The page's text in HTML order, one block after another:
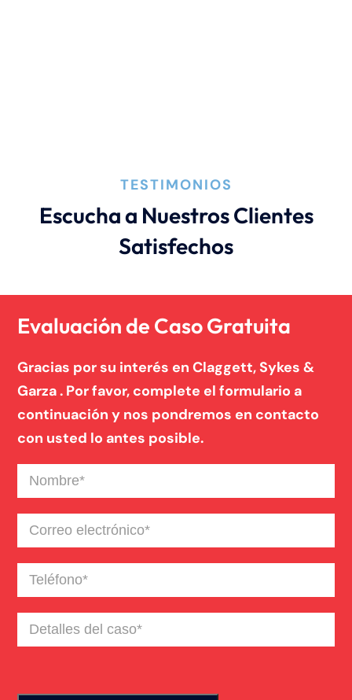
TESTIMONIOS
Escucha a Nuestros Clientes
Satisfechos
Evaluación de Caso Gratuita
Gracias por su interés en Claggett, Sykes &
Garza . Por favor, complete el formulario a
continuación y nos pondremos en contacto
con usted lo antes posible.
Nombre(Required)
Correo
electrónico(Required)
Teléfono(Required)
Detalles
del